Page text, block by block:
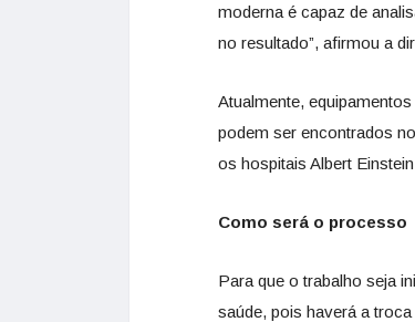
moderna é capaz de
no resultado”, afirmou a
Atualmente,
podem ser encontrados
os hospitais Albert
Como será o processo
Para que o trabalho seja
saúde, pois haverá a